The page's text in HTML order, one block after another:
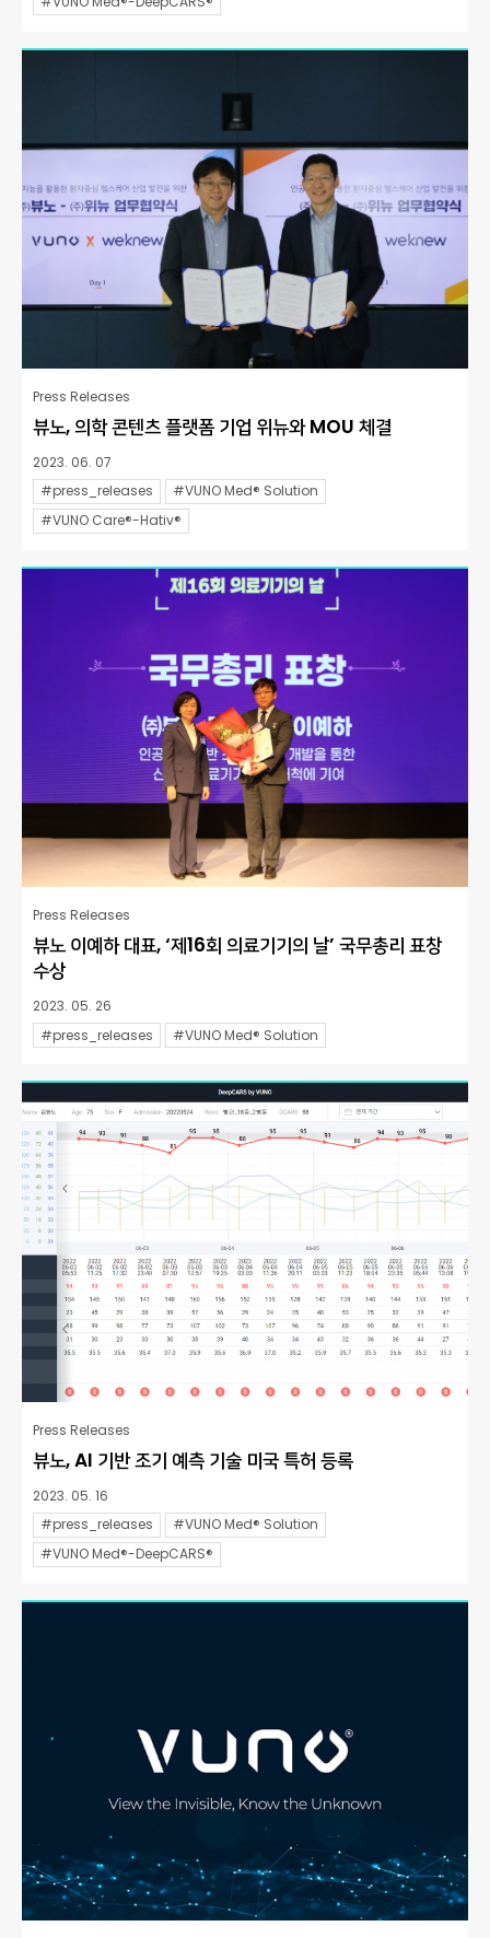
Press Releases
뷰노, 의학 콘텐츠 플랫폼 기업 위뉴와 MOU 체결
2023. 06. 07
#press_releases
#VUNO Med® Solution
#VUNO Care®-Hativ®
Press Releases
뷰노 이예하 대표, ‘제16회 의료기기의 날’ 국무총리 표창
수상
2023. 05. 26
#press_releases
#VUNO Med® Solution
Press Releases
뷰노, AI 기반 조기 예측 기술 미국 특허 등록
2023. 05. 16
#press_releases
#VUNO Med® Solution
#VUNO Med®-DeepCARS®